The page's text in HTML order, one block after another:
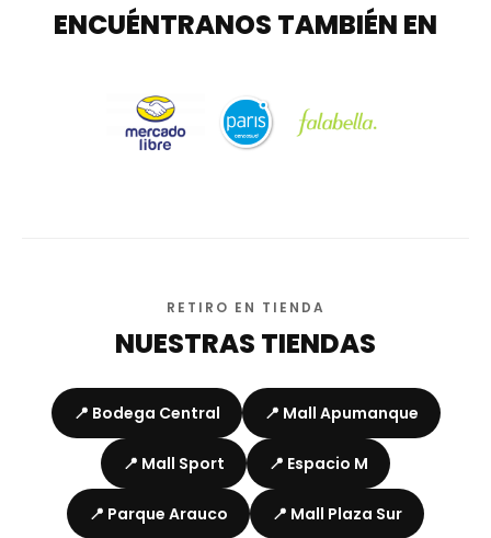
ENCUÉNTRANOS TAMBIÉN EN
RETIRO EN TIENDA
NUESTRAS TIENDAS
📍 Bodega Central 📍 Mall Apumanque
📍 Mall Sport 📍 Espacio M
📍 Parque Arauco 📍 Mall Plaza Sur